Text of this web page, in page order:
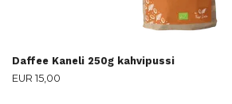
Daffee Kaneli 250g kahvipussi
EUR 15,00